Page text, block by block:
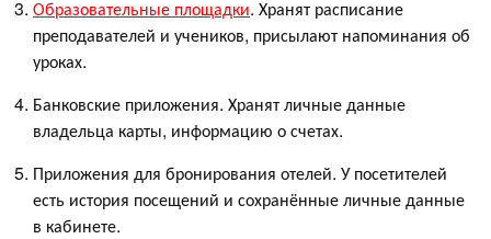
Образовательные площадки. Хранят расписание
преподавателей и учеников, присылают напоминания об
уроках.
Банковские приложения. Хранят личные данные
владельца карты, информацию о счетах.
Приложения для бронирования отелей. У посетителей
есть история посещений и сохранённые личные данные
в кабинете.